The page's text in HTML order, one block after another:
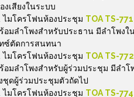
งเสียงในระบบ
ไมโครโฟนห้องประชุม TOA TS-
อมลำโพงสำหรับประธาน มีลำโพงใ
ซ์ตัดการสนทนา
ไมโครโฟนห้องประชุม TOA TS-
อมลำโพงสำหรับผู้ร่วมประชุม มีลำโ
ชุดผู้ร่วมประชุมตัวถัดไป
ไมโครโฟนห้องประชุม TOA TS-